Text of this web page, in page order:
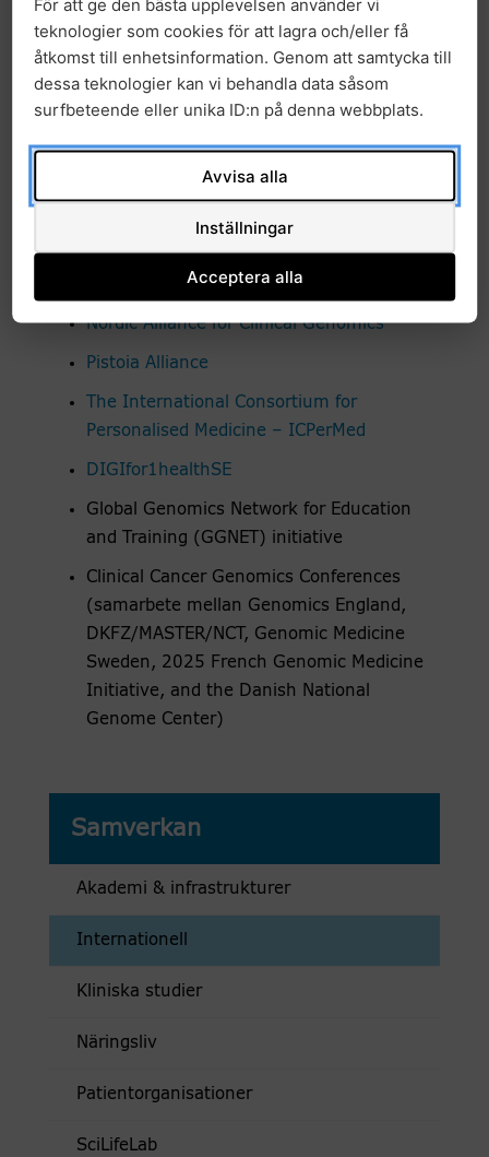
Barncancer)
Joint Action (JA) European Network of
Comprehensive Cancer Centre (EUCCC) –
EUnetCCC
(2024 – 2028, GMS Solida
Övrig internationell samverkan:
Global Alliance for Genomics and Health
Nordic Alliance for Clinical Genomics
Pistoia Alliance
The International Consortium for
Personalised Medicine – ICPerMed
DIGIfor1healthSE
Global Genomics Network for Education
and Training (GGNET) initiative
Clinical Cancer Genomics Conferences
(samarbete mellan Genomics England,
DKFZ/MASTER/NCT, Genomic Medicine
Sweden, 2025 French Genomic Medicine
Initiative, and the Danish National
Genome Center)
Samverkan
Akademi & infrastrukturer
Internationell
Kliniska studier
Näringsliv
Patientorganisationer
SciLifeLab
teknologier som cookies för att lagra och/eller få
åtkomst till enhetsinformation. Genom att samtycka till
dessa teknologier kan vi behandla data såsom
surfbeteende eller unika ID:n på denna webbplats.
Avvisa alla
Inställningar
Acceptera alla